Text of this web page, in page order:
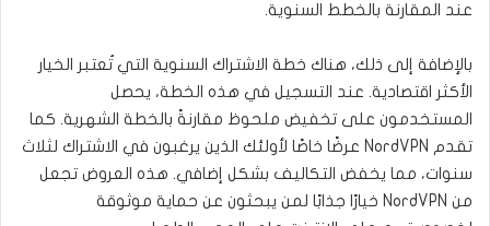
عند المقارنة بالخطط السنوية.
بالإضافة إلى ذلك، هناك خطة الاشتراك السنوية التي تُعتبر الخيار
الأكثر اقتصادية. عند التسجيل في هذه الخطة، يحصل
المستخدمون على تخفيض ملحوظ مقارنةً بالخطة الشهرية. كما
تقدم NordVPN عرضًا خاصًا لأولئك الذين يرغبون في الاشتراك لثلاث
سنوات، مما يخفض التكاليف بشكل إضافي. هذه العروض تجعل
من NordVPN خيارًا جذابًا لمن يبحثون عن حماية موثوقة